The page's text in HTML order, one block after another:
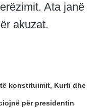
Ata janë
akuzat.
konstituimit, Kurti dhe
për presidentin